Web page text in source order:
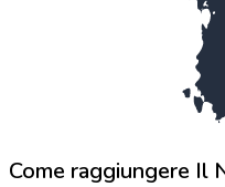
Come raggiungere Il